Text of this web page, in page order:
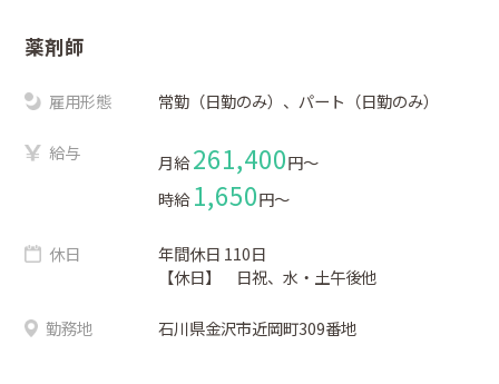
薬剤師
雇用形態 常勤（日勤のみ）、パート（日勤のみ）
給与 月給261,400円〜
時給 1,650円〜
休日
年間休日 110日
【休日】 日祝、水・土午後他
勤務地 石川県金沢市近岡町309番地